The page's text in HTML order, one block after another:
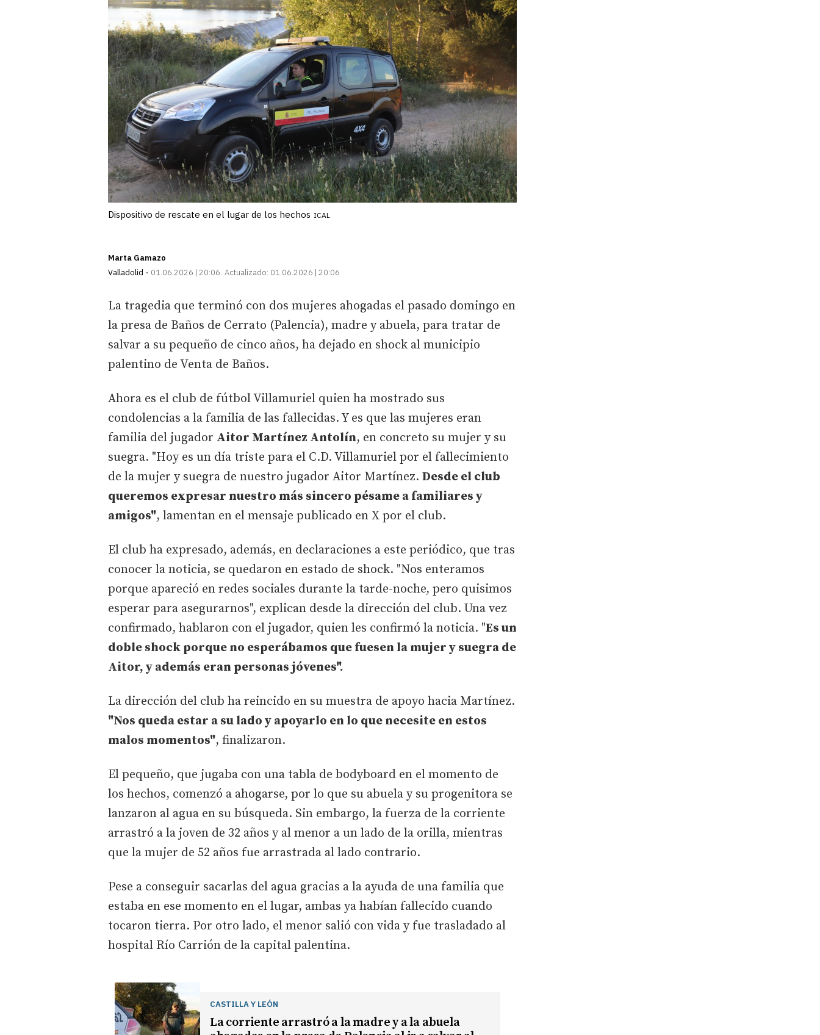
Dispositivo de rescate en el lugar de los hechos ICAL
Marta Gamazo
Valladolid
01.06.2026 | 20:06 Actualizado: 01.06.2026 | 20:06
La tragedia que terminó con dos mujeres ahogadas el pasado domingo en
la presa de Baños de Cerrato (Palencia), madre y abuela, para tratar de
salvar a su pequeño de cinco años, ha dejado en shock al municipio
palentino de Venta de Baños.
Ahora es el club de fútbol Villamuriel quien ha mostrado sus
condolencias a la familia de las fallecidas. Y es que las mujeres eran
familia del jugador Aitor Martínez Antolín, en concreto su mujer y su
suegra. "Hoy es un día triste para el C.D. Villamuriel por el fallecimiento
de la mujer y suegra de nuestro jugador Aitor Martínez. Desde el club
queremos expresar nuestro más sincero pésame a familiares y
amigos", lamentan en el mensaje publicado en X por el club.
El club ha expresado, además, en declaraciones a este periódico, que tras
conocer la noticia, se quedaron en estado de shock. "Nos enteramos
porque apareció en redes sociales durante la tarde-noche, pero quisimos
esperar para asegurarnos", explican desde la dirección del club. Una vez
confirmado, hablaron con el jugador, quien les confirmó la noticia. "Es un
doble shock porque no esperábamos que fuesen la mujer y suegra de
Aitor, y además eran personas jóvenes".
La dirección del club ha reincido en su muestra de apoyo hacia Martínez.
"Nos queda estar a su lado y apoyarlo en lo que necesite en estos
malos momentos", finalizaron.
El pequeño, que jugaba con una tabla de bodyboard en el momento de
los hechos, comenzó a ahogarse, por lo que su abuela y su progenitora se
lanzaron al agua en su búsqueda. Sin embargo, la fuerza de la corriente
arrastró a la joven de 32 años y al menor a un lado de la orilla, mientras
que la mujer de 52 años fue arrastrada al lado contrario.
Pese a conseguir sacarlas del agua gracias a la ayuda de una familia que
estaba en ese momento en el lugar, ambas ya habían fallecido cuando
tocaron tierra. Por otro lado, el menor salió con vida y fue trasladado al
hospital Río Carrión de la capital palentina.
CASTILLA Y LEÓN
La corriente arrastró a la madre y a la abuela